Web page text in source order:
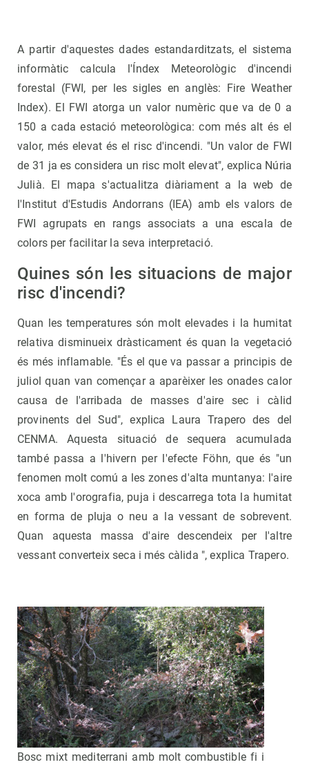
A partir d'aquestes dades estandarditzats, el sistema
informàtic calcula l'Índex Meteorològic d'incendi
forestal (FWI, per les sigles en anglès: Fire Weather
Index). El FWI atorga un valor numèric que va de 0 a
150 a cada estació meteorològica: com més alt és el
valor, més elevat és el risc d'incendi. "Un valor de FWI
de 31 ja es considera un risc molt elevat", explica Núria
Julià. El mapa s'actualitza diàriament a la web de
l'Institut d'Estudis Andorrans (IEA) amb els valors de
FWI agrupats en rangs associats a una escala de
colors per facilitar la seva interpretació.
Quines són les situacions de major
risc d'incendi?
Quan les temperatures són molt elevades i la humitat
relativa disminueix dràsticament és quan la vegetació
és més inflamable. "És el que va passar a principis de
juliol quan van començar a aparèixer les onades calor
causa de l'arribada de masses d'aire sec i càlid
provinents del Sud", explica Laura Trapero des del
CENMA. Aquesta situació de sequera acumulada
també passa a l'hivern per l'efecte Föhn, que és "un
fenomen molt comú a les zones d'alta muntanya: l'aire
xoca amb l'orografia, puja i descarrega tota la humitat
en forma de pluja o neu a la vessant de sobrevent.
Quan aquesta massa d'aire descendeix per l'altre
vessant converteix seca i més càlida ", explica Trapero.
Bosc mixt mediterrani amb molt combustible fi i